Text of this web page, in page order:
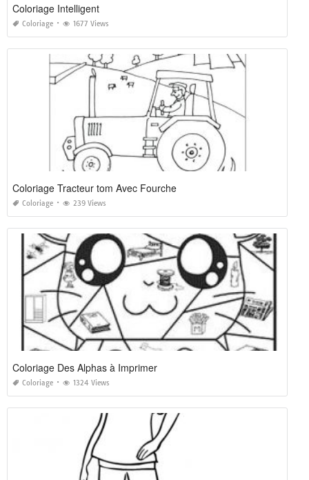
Coloriage Intelligent
Coloriage 1677 Views
Coloriage Tracteur tom Avec Fourche
Coloriage 239 Views
Coloriage Des Alphas à Imprimer
Coloriage 1324 Views